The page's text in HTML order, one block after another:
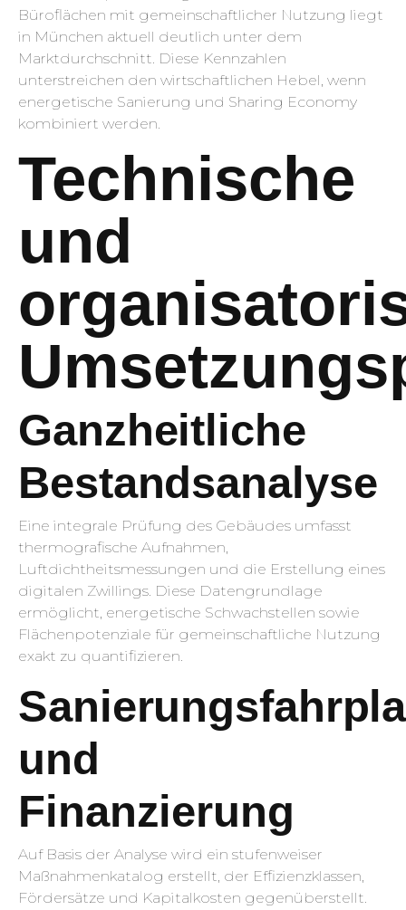
Büroflächen mit gemeinschaftlicher Nutzung liegt
in München aktuell deutlich unter dem
Marktdurchschnitt. Diese Kennzahlen
unterstreichen den wirtschaftlichen Hebel, wenn
energetische Sanierung und Sharing Economy
kombiniert werden.
Technische
und
Ganzheitliche
Bestandsanalyse
Eine integrale Prüfung des Gebäudes umfasst
thermografische Aufnahmen,
Luftdichtheitsmessungen und die Erstellung eines
digitalen Zwillings. Diese Datengrundlage
ermöglicht, energetische Schwachstellen sowie
Flächenpotenziale für gemeinschaftliche Nutzung
exakt zu quantifizieren.
und
Finanzierung
Auf Basis der Analyse wird ein stufenweiser
Maßnahmenkatalog erstellt, der Effizienzklassen,
Fördersätze und Kapitalkosten gegenüberstellt.